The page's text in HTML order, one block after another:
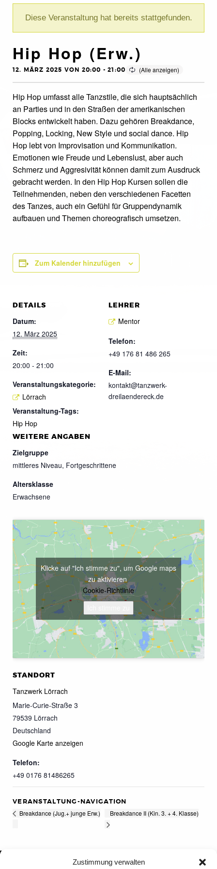
Zustimmung verwalten
Diese Veranstaltung hat bereits stattgefunden.
Hip Hop (Erw.)
12. MÄRZ 2025 VON 20:00 -21:00
Hip Hop umfasst alle Tanzstile, die sich hauptsächlich
an Parties und in den Straßen der amerikanischen
Blocks entwickelt haben. Dazu gehören Breakdance,
Popping, Locking, New Style und social dance. Hip
Hop lebt von Improvisation und Kommunikation.
Emotionen wie Freude und Lebenslust, aber auch
Schmerz und Aggresivität können damit zum Ausdruck
gebracht werden. In den Hip Hop Kursen sollen die
Teilnehmenden, neben den verschiedenen Facetten
des Tanzes, auch ein Gefühl für Gruppendynamik
aufbauen und Themen choreografisch umsetzen.
Zum Kalender hinzufügen
DETAILS
Datum:
12. März 2025
Zeit:
20:00 - 21:00
Veranstaltungskategorie:
Lörrach
Veranstaltung-Tags:
Hip Hop
LEHRER
Mentor
Telefon:
+49 176 81 486 265
E-Mail:
kontakt@tanzwerk-
dreilaendereck.de
WEITERE ANGABEN
Zielgruppe
mittleres Niveau, Fortgeschrittene
Altersklasse
Erwachsene
STANDORT
Tanzwerk Lörrach
Marie-Curie-Straße 3
79539 Lörrach
Deutschland
Google Karte anzeigen
Telefon:
+49 0176 81486265
Klicke auf "Ich stimme zu", um Google maps
zu aktivieren
Cookie-Richtlinie
VERANSTALTUNG-NAVIGATION
Breakdance (Jug.+ junge Erw.) Breakdance II (Kin. 3. + 4. Klasse)